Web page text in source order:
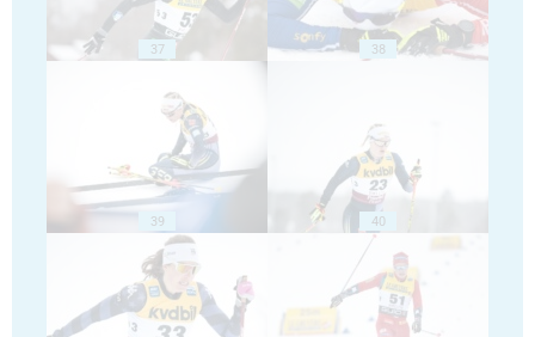
37 38
39 40